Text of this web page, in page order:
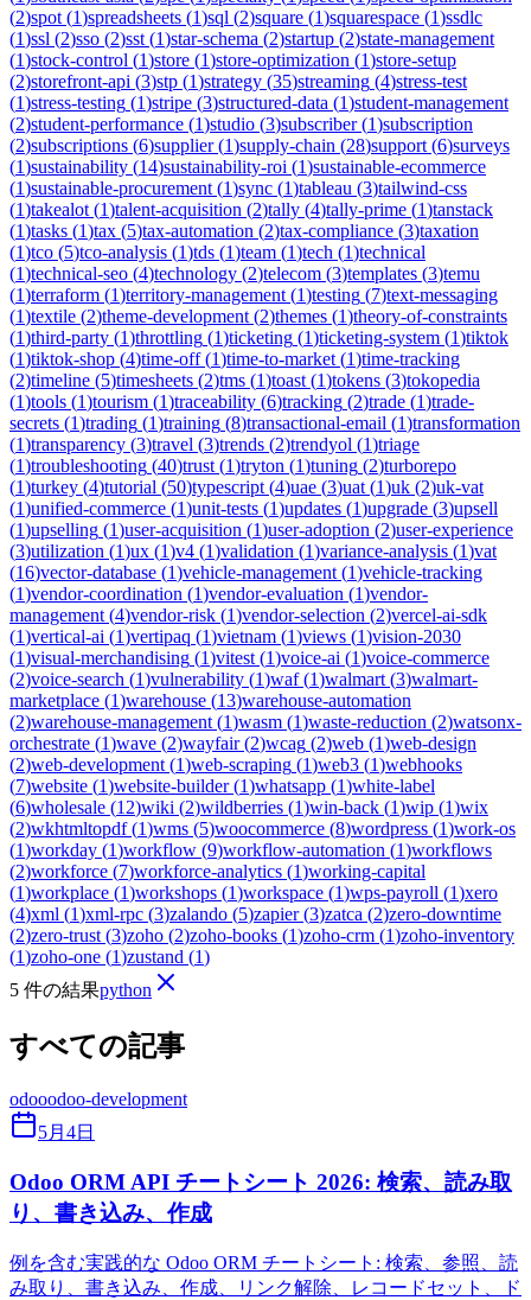
(2)spot (1)spreadsheets (1)sql (2)square (1)squarespace (1)ssdlc
(1)ssl (2)sso (2)sst (1)star-schema (2)startup (2)state-management
(1)stock-control (1)store (1)store-optimization (1)store-setup
(2)storefront-api (3)stp (1)strategy (35)streaming (4)stress-test
(1)stress-testing (1)stripe (3)structured-data (1)student-management
(2)student-performance (1)studio (3)subscriber(1)subscription
(2)subscriptions (6)supplier(1)supply-chain (28)support (6)surveys
(1)sustainability (14)sustainability-roi (1)sustainable-ecommerce
(1)sustainable-procurement (1)sync (1)tableau (3)tailwind-css
(1)takealot (1)talent-acquisition (2)tally (4)tally-prime (1)tanstack
(1)tasks (1)tax (5)tax-automation (2)tax-compliance (3)taxation
(1)tco (5)tco-analysis (1)tds (1)team (1)tech (1)technical
(1)technical-seo (4)technology (2)telecom (3)templates (3)temu
(1)terraform (1)territory-management (1)testing (7)text-messaging
(1)textile (2)theme-development (2)themes (1)theory-of-constraints
(1)third-party (1)throttling (1)ticketing (1)ticketing-system (1)tiktok
(1)tiktok-shop (4)time-off(1)time-to-market (1)time-tracking
(2)timeline (5)timesheets (2)tms (1)toast (1)tokens (3)tokopedia
(1)tools (1)tourism (1)traceability (6)tracking (2)trade (1)trade-
secrets (1)trading (1)training (8)transactional-email (1)transformation
(1)transparency (3)travel (3)trends (2)trendyol (1)triage
(1)troubleshooting (40)trust (1)tryton (1)tuning (2)turborepo
(1)turkey (4)tutorial (50)typescript (4)uae (3)uat (1)uk (2)uk-vat
(1)unified-commerce (1)unit-tests (1)updates (1)upgrade (3)upsell
(1)upselling (1)user-acquisition (1)user-adoption (2)user-experience
(3)utilization (1)ux (1)v4 (1)validation (1)variance-analysis (1)vat
(16)vector-database (1)vehicle-management (1)vehicle-tracking
(1)vendor-coordination (1)vendor-evaluation (1)vendor-
management (4)vendor-risk (1)vendor-selection (2)vercel-ai-sdk
(1)vertical-ai (1)vertipaq (1)vietnam (1)views (1)vision-2030
(1)visual-merchandising (1)vitest (1)voice-ai (1)voice-commerce
(2)voice-search (1)vulnerability (1)waf(1)walmart (3)walmart-
marketplace (1)warehouse (13)warehouse-automation
(2)warehouse-management (1)wasm (1)waste-reduction (2)watsonx-
orchestrate (1)wave (2)wayfair(2)wcag (2)web (1)web-design
(2)web-development (1)web-scraping (1)web3 (1)webhooks
(7)website (1)website-builder(1)whatsapp (1)white-label
(6)wholesale (12)wiki (2)wildberries (1)win-back (1)wip (1)wix
(2)wkhtmltopdf(1)wms (5)woocommerce (8)wordpress (1)work-os
(1)workday (1)workflow (9)workflow-automation (1)workflows
(2)workforce (7)workforce-analytics (1)working-capital
(1)workplace (1)workshops (1)workspace (1)wps-payroll (1)xero
(4)xml (1)xml-rpc (3)zalando (5)zapier(3)zatca (2)zero-downtime
(2)zero-trust (3)zoho (2)zoho-books (1)zoho-crm (1)zoho-inventory
(1)zoho-one (1)zustand (1)
5 件の結果python
すべての記事
odooodoo-development
5月4日
Odoo ORM API チートシート 2026: 検索、読み取
り、書き込み、作成
例を含む実践的な Odoo ORM チートシート: 検索、参照、読
み取り、書き込み、作成、リンク解除、レコードセット、ド